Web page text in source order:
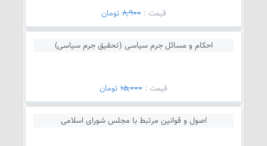
قيمت :8,900تومان
احکام و مسائل جرم سیاسی (تحقیق جرم سیاسی)
قيمت : 15,000تومان
اصول و قوانین مرتبط با مجلس شورای اسلامی